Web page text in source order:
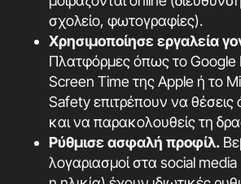
σχολείο, φωτογραφίες).
Χρησιμοποίησε εργαλεία
Πλατφόρμες όπως το Google
Screen Time της Apple ή το
Safety επιτρέπουν να θέσεις
και να παρακολουθείς τη
Ρύθμισε ασφαλή προφίλ.
λογαριασμοί στα social media